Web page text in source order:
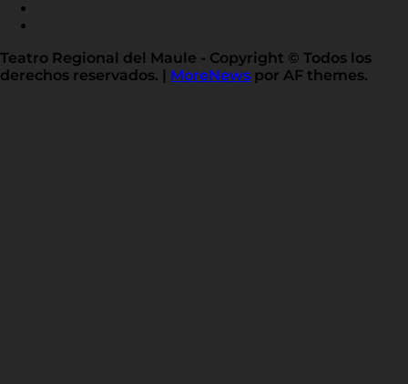
Teatro Regional del Maule - Copyright © Todos los
derechos reservados.
MoreNews por AF themes.